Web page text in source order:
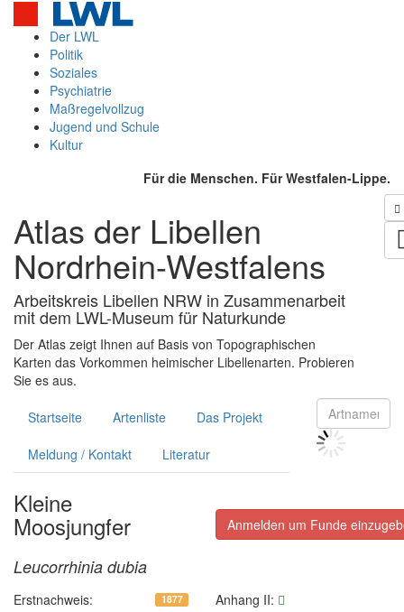
Der LWL
Politik
Soziales
Psychiatrie
Maßregelvollzug
Jugend und Schule
Kultur
Für die Menschen. Für Westfalen-Lippe.
Atlas der Libellen
Nordrhein-Westfalens
Arbeitskreis Libellen NRW in Zusammenarbeit
mit dem LWL-Museum für Naturkunde
Der Atlas zeigt Ihnen auf Basis von Topographischen
Karten das Vorkommen heimischer Libellenarten. Probieren
Sie es aus.
Startseite Artenliste Das Projekt
Meldung / Kontakt Literatur
Kleine
Moosjungfer Anmelden um Funde
Leucorrhinia dubia
Erstnachweis: 1877 Anhang II: